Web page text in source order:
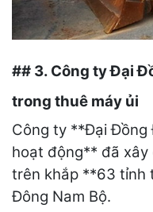
## 3. Công ty Đại
trong thuê máy ủi
Công ty **Đại Đồng
hoạt động** đã
trên khắp **63 tỉnh
Đông Nam Bộ.